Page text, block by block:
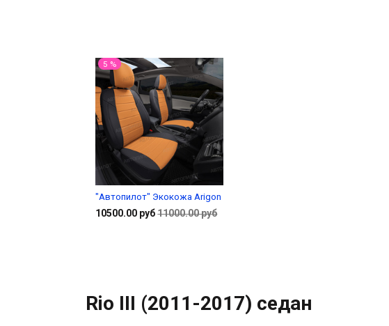
5 %
"Автопилот" Экокожа Arigon
10500.00 руб 11000.00 руб
Rio III (2011-2017) седан